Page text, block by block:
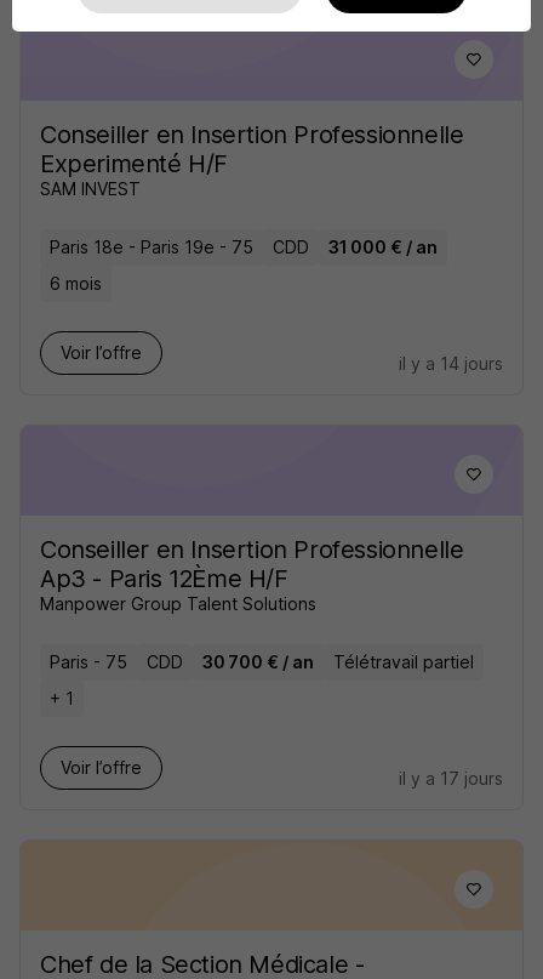
Conseiller en Insertion Professionnelle
Experimenté H/F
SAM INVEST
Paris 18e - Paris 19e - 75 CDD
31 000 € / an
6 mois
Voir l’offre
il y a 14 jours
Conseiller en Insertion Professionnelle
Ap3 - Paris 12Ème H/F
Manpower Group Talent Solutions
Paris - 75 CDD 30 700 € / an
Télétravail partiel
+ 1
Voir l’offre
il y a 17 jours
Chef de la Section Médicale -